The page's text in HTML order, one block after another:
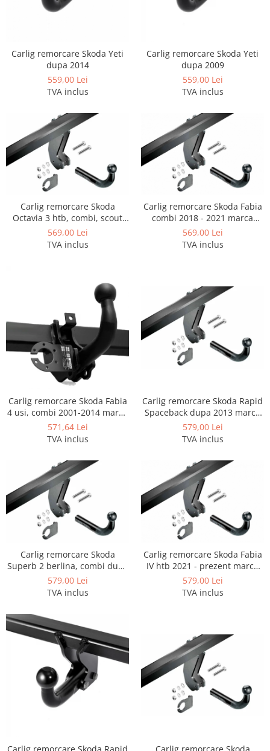
Carlige Isuzu
Carlige Jaecoo
Carlige Jaecoo 5
Carlige Jaecoo 7
Carlige Jeep
Carlige Kia
Carlige Kia EV4
Carlige Kia EV5
Carlige Kia PV5
Carlige Lada
Carlige Lancia
Carlige Land Rover
Carlige Mercedes
Carlige MG
Carlige Mini
Carlige Mitsubishi
Carlige Nissan
Carlige Omoda
Carlige Opel
Carlige Peugeot
Carlige Plymouth
Carlige Polestar
Carlige Porsche
Carlige Renault
Carlige Seat
Carlige Skoda
Carlige SsangYong
Carlige Subaru
Carlige Suzuki
Carlige Tesla
Carlige Toyota
Carlige Volkswagen
Carlige Volvo
Carlige Xpeng
Carlig remorcare Skoda Yeti
dupa 2014
559,00 Lei
TVA inclus
Carlig remorcare Skoda Yeti
dupa 2009
559,00 Lei
TVA inclus
Carlig remorcare Skoda
Octavia 3 htb, combi, scout
2013-2019 marca Imiola
569,00 Lei
TVA inclus
Carlig remorcare Skoda Fabia
combi 2018 - 2021 marca
Imiola
569,00 Lei
TVA inclus
Carlig remorcare Skoda Fabia
4 usi, combi 2001-2014 marca
Autohak
571,64 Lei
TVA inclus
Carlig remorcare Skoda Rapid
Spaceback dupa 2013 marca
Imiola
579,00 Lei
TVA inclus
Carlig remorcare Skoda
Superb 2 berlina, combi dupa
2008 marca Imiola
579,00 Lei
TVA inclus
Carlig remorcare Skoda Fabia
IV htb 2021 - prezent marca
Imiola
579,00 Lei
TVA inclus
Carlig remorcare Skoda Rapid Carlig remorcare Skoda